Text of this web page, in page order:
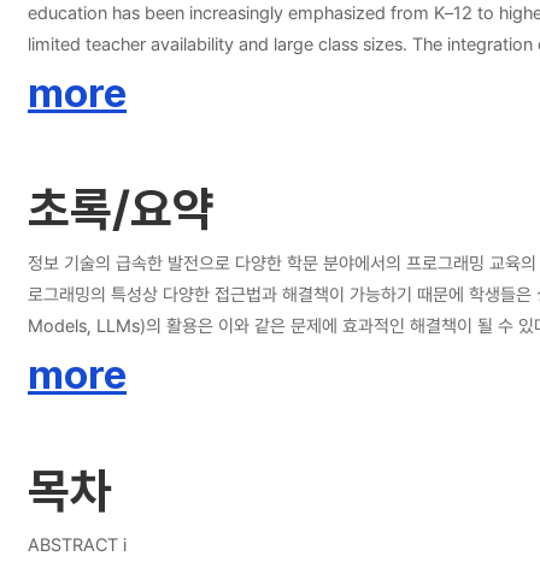
education has been increasingly emphasized from K–12 to
limited teacher availability and large class sizes. The
an LLM-based programming learning environment (LPLE)
significantly supports students’ BPNs, enhancing
motivation compared to conventional learning environments.
satisfaction.
more
초록/요약
정보 기술의 급속한 발전으로 다양한 학문 분야에서의 프로그래밍 교육
로그래밍의 특성상 다양한 접근법과 해결책이 가능하기 때문에 학생들
Models, LLMs)의 활용은 이와 같은 문제에 효과적인 해결책이 될 수
자의 자율적 동기(Autonomous motivation)을 지원할 수 있도록 자
more
목차
ABSTRACT i